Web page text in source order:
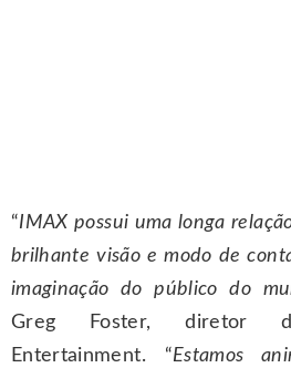
“IMAX possui uma longa
brilhante visão e modo de
imaginação do público do
Greg Foster, diretor
Entertainment. “Estamos